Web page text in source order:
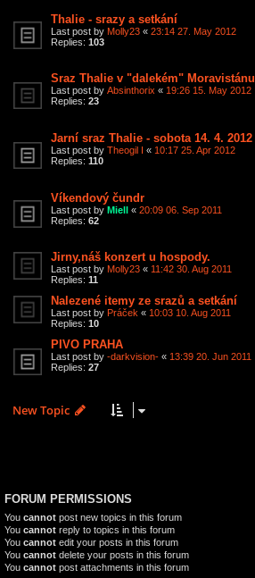
Thalie - srazy a setkání
Last post by Molly23 « 23:14 27. May 2012
Replies: 103
Sraz Thalie v "dalekém" Moravistánu
Last post by Absinthorix « 19:26 15. May 2012
Replies: 23
Jarní sraz Thalie - sobota 14. 4. 2012
Last post by Theogil I « 10:17 25. Apr 2012
Replies: 110
Víkendový čundr
Last post by Miell « 20:09 06. Sep 2011
Replies: 62
Jirny,náš konzert u hospody.
Last post by Molly23 « 11:42 30. Aug 2011
Replies: 11
Nalezené itemy ze srazů a setkání
Last post by Práček « 10:03 10. Aug 2011
Replies: 10
PIVO PRAHA
Last post by -darkvision- « 13:39 20. Jun 2011
Replies: 27
New Topic
FORUM PERMISSIONS
You cannot post new topics in this forum
You cannot reply to topics in this forum
You cannot edit your posts in this forum
You cannot delete your posts in this forum
You cannot post attachments in this forum